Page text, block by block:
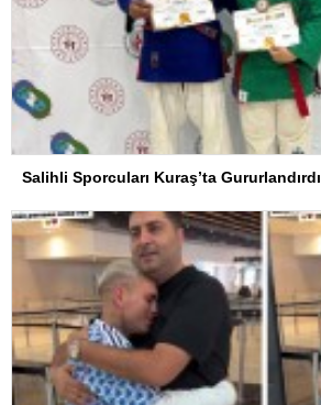
Salihli Sporcuları Kuraş’ta Gururlandırdı